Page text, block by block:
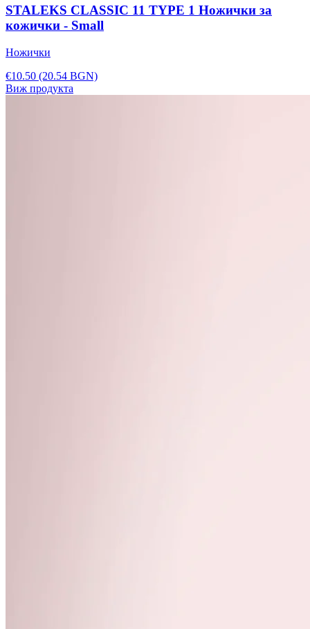
STALEKS CLASSIC 11 TYPE 1 Ножички за
кожички - Small
Ножички
€10.50 (20.54 BGN)
Виж продукта